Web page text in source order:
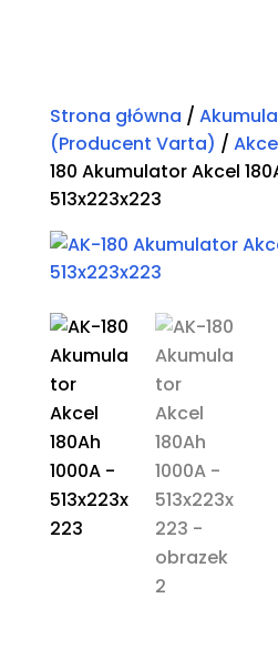
Strona główna /
(Producent Varta) /
180 Akumulator Akcel
513x223x223